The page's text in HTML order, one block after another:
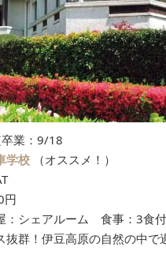
業：9/18
学校 （オススメ！）
円
シェアルーム 食事：3食
抜群！伊豆高原の自然の中で